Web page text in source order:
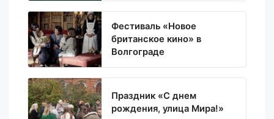
Фестиваль «Новое
британское кино» в
Волгограде
Праздник «С днем
рождения, улица Мира!»